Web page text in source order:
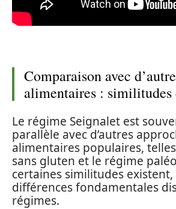
Comparaison avec
alimentaires : similitudes
Le régime Seignalet est
parallèle avec d’autres
alimentaires populaires,
sans gluten et le régime
certaines similitudes existent,
différences fondamentales
régimes.